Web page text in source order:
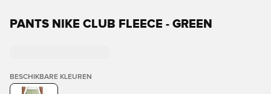
PANTS NIKE CLUB FLEECE - GREEN
BESCHIKBARE KLEUREN